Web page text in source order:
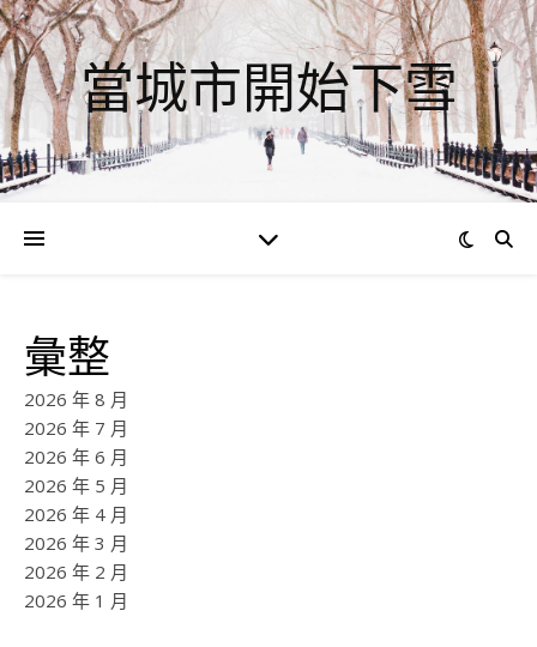
當城市開始下雪
彙整
2026 年 8 月
2026 年 7 月
2026 年 6 月
2026 年 5 月
2026 年 4 月
2026 年 3 月
2026 年 2 月
2026 年 1 月